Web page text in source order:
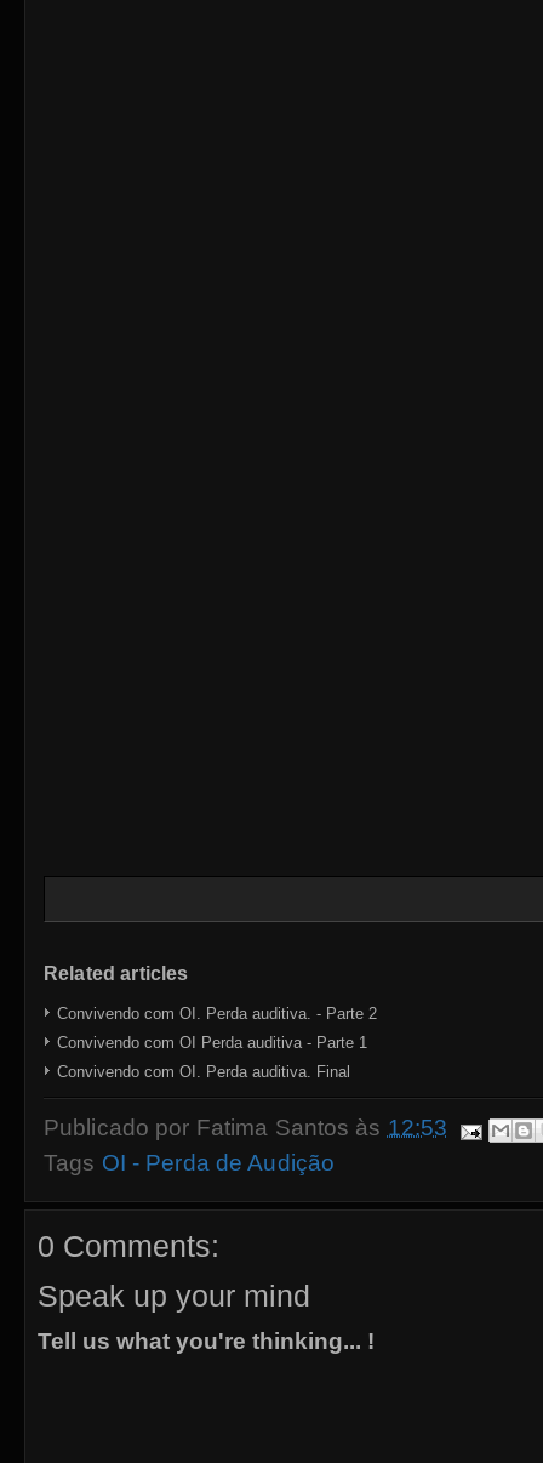
Related articles
Convivendo com OI. Perda auditiva. - Parte 2
Convivendo com OI Perda auditiva - Parte 1
Convivendo com OI. Perda auditiva. Final
Publicado por Fatima Santos às 12:53
Tags OI - Perda de Audição
0 Comments:
Speak up your mind
Tell us what you're thinking... !